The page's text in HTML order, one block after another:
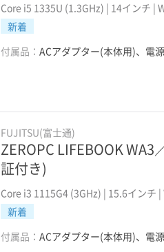
Core i5 1335U (1.3GHz) | 14インチ |
新着
付属品：ACアダプター(本体用)、電
FUJITSU(富士通)
ZEROPC LIFEBOOK WA3
証付き)
Core i3 1115G4 (3GHz) | 15.6インチ
新着
付属品：ACアダプター(本体用)、電